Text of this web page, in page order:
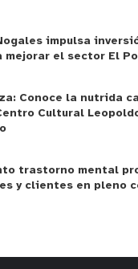
impulsa
mejorar el sector El
Conoce la nutrida
Cultural
trastorno mental
y clientes en pleno